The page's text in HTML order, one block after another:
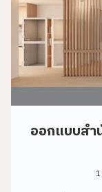
ออกแบบสำ